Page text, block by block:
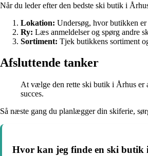
Når du leder efter den bedste ski butik i
Lokation: Undersøg, hvor butikken
Ry: Læs anmeldelser og spørg andre
Sortiment: Tjek butikkens sortiment
Afsluttende tanker
At vælge den rette ski butik i Århus er
succes.
Så næste gang du planlægger din skiferie,
Hvor kan jeg finde en ski butik